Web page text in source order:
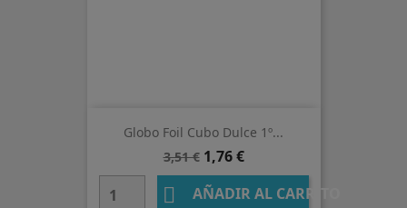
Globo Foil Cubo Dulce 1º...
Precio
base
3,51 € Precio
1,76 €
 AÑADIR AL CARRITO